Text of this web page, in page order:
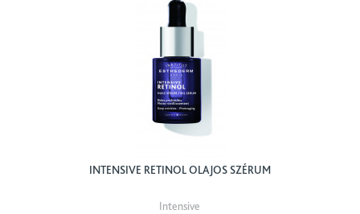
INTENSIVE RETINOL OLAJOS SZÉRUM
Intensive